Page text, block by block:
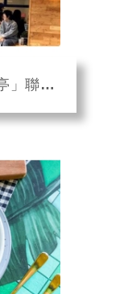
珍奶股搶市 「歇腳亭」聯發國際上櫃審查過關